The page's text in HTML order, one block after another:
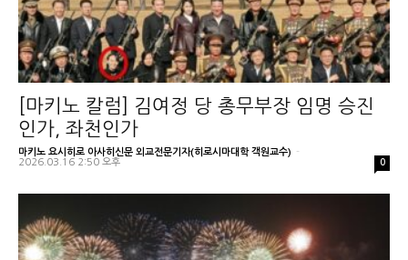
[마키노 칼럼] 김여정 당 총무부장 임명 승진
인가, 좌천인가
마키노 요시히로 아사히신문 외교전문기자(히로시마대학 객원교수)
-
2026.03.16 2:50 오후
0